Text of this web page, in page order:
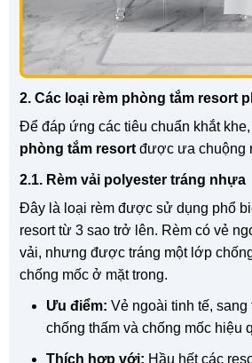
2. Các loại rèm phòng tắm resort
Để đáp ứng các tiêu chuẩn khắt
phòng tắm resort được ưa chuộng
2.1. Rèm vải polyester tráng nhựa
Đây là loại rèm được sử dụng phổ
resort từ 3 sao trở lên. Rèm có vẻ
vải, nhưng được tráng một lớp
chống mốc ở mặt trong.
Ưu điểm: Vẻ ngoài tinh tế, sang
chống thấm và chống mốc hiệu
Thích hợp với: Hầu hết các